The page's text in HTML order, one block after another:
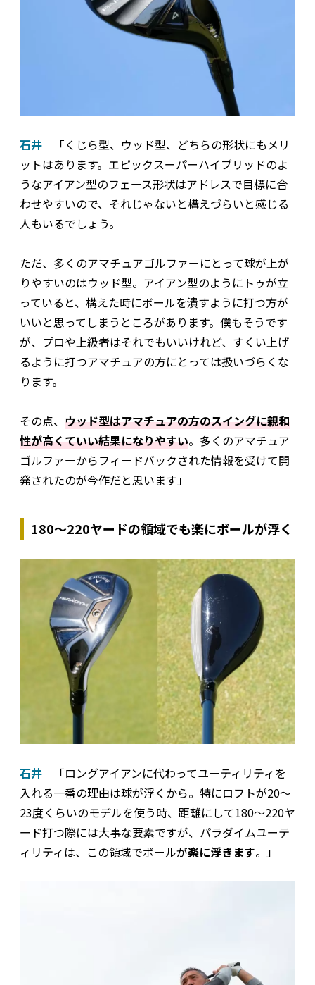
石井 「くじら型、ウッド型、どちらの形状にもメリ
ットはあります。エピックスーパーハイブリッドのよ
うなアイアン型のフェース形状はアドレスで目標に合
わせやすいので、それじゃないと構えづらいと感じる
人もいるでしょう。
ただ、多くのアマチュアゴルファーにとって球が上が
りやすいのはウッド型。アイアン型のようにトゥが立
っていると、構えた時にボールを潰すように打つ方が
いいと思ってしまうところがあります。僕もそうです
が、プロや上級者はそれでもいいけれど、すくい上げ
るように打つアマチュアの方にとっては扱いづらくな
ります。
その点、 ウッド型はアマチュアの方のスイングに親和
性が高くていい結果になりやすい。多くのアマチュア
ゴルファーからフィードバックされた情報を受けて開
発されたのが今作だと思います」
180～220ヤードの領域でも楽にボールが浮く
石井 「ロングアイアンに代わってユーティリティを
入れる一番の理由は球が浮くから。特にロフトが20～
23度くらいのモデルを使う時、距離にして180～220ヤ
ード打つ際には大事な要素ですが、パラダイムユーテ
ィリティは、この領域でボールが楽に浮きます。」